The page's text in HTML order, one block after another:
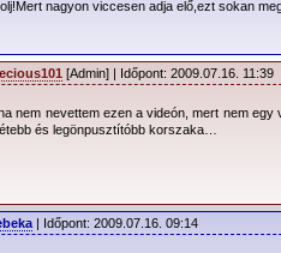
nagyon viccesen adja elő,ezt sokan
[Admin] | Időpont: 2009.07.16. 11:39
nem nevettem ezen a videón, mert nem
és legönpusztítóbb korszaka…
| Időpont: 2009.07.16. 09:14